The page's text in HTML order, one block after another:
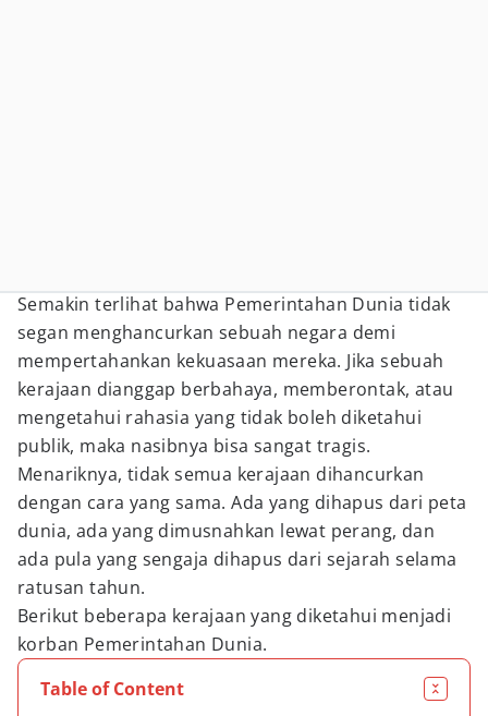
Semakin terlihat bahwa Pemerintahan Dunia tidak
segan menghancurkan sebuah negara demi
mempertahankan kekuasaan mereka. Jika sebuah
kerajaan dianggap berbahaya, memberontak, atau
mengetahui rahasia yang tidak boleh diketahui
publik, maka nasibnya bisa sangat tragis.
Menariknya, tidak semua kerajaan dihancurkan
dengan cara yang sama. Ada yang dihapus dari peta
dunia, ada yang dimusnahkan lewat perang, dan
ada pula yang sengaja dihapus dari sejarah selama
ratusan tahun.
Berikut beberapa kerajaan yang diketahui menjadi
korban Pemerintahan Dunia.
Table of Content